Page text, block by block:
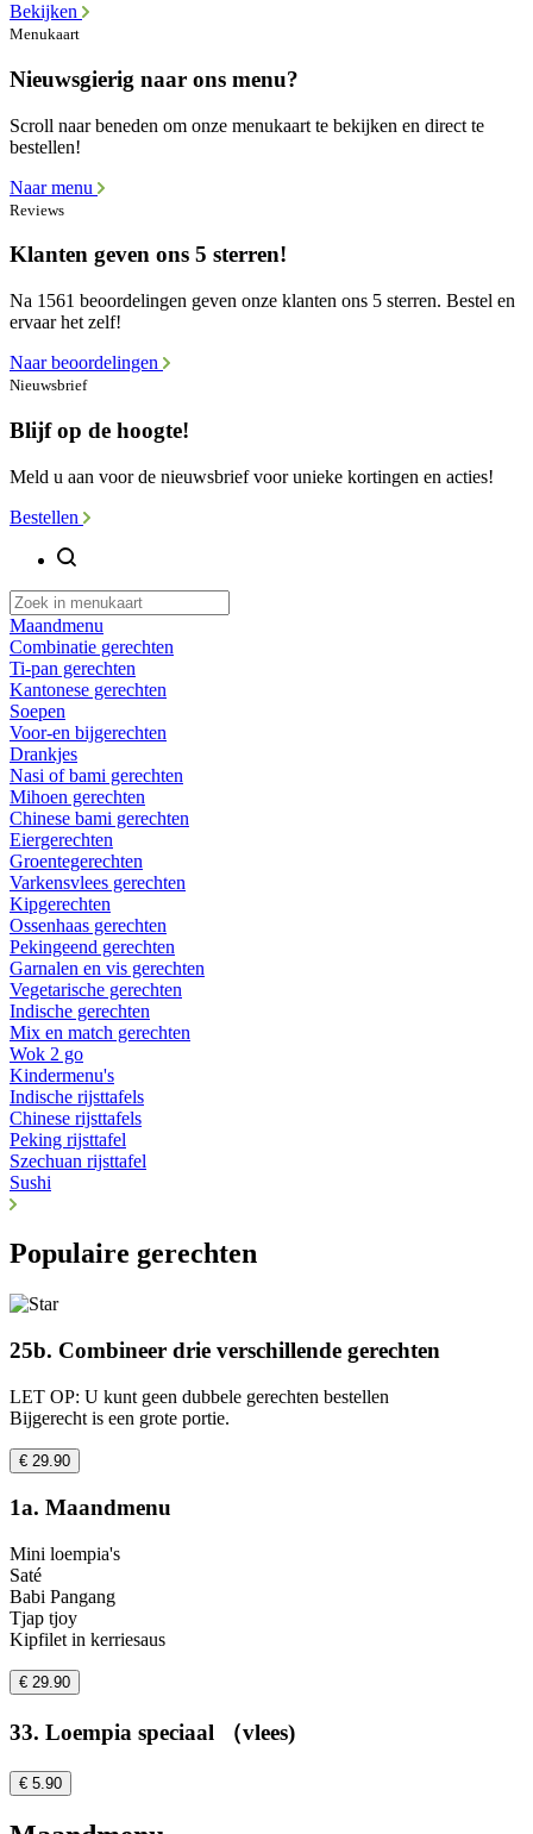
Bekijken
Menukaart
Nieuwsgierig naar ons menu?
Scroll naar beneden om onze menukaart te bekijken en direct te
bestellen!
Naar menu
Reviews
Klanten geven ons 5 sterren!
Na 1561 beoordelingen geven onze klanten ons 5 sterren. Bestel en
ervaar het zelf!
Naar beoordelingen
Nieuwsbrief
Blijf op de hoogte!
Meld u aan voor de nieuwsbrief voor unieke kortingen en acties!
Bestellen
Maandmenu
Combinatie gerechten
Ti-pan gerechten
Kantonese gerechten
Soepen
Voor-en bijgerechten
Drankjes
Nasi of bami gerechten
Mihoen gerechten
Chinese bami gerechten
Eiergerechten
Groentegerechten
Varkensvlees gerechten
Kipgerechten
Ossenhaas gerechten
Pekingeend gerechten
Garnalen en vis gerechten
Vegetarische gerechten
Indische gerechten
Mix en match gerechten
Wok 2 go
Kindermenu's
Indische rijsttafels
Chinese rijsttafels
Peking rijsttafel
Szechuan rijsttafel
Sushi
Populaire gerechten
25b. Combineer drie verschillende gerechten
LET OP: U kunt geen dubbele gerechten bestellen
Bijgerecht is een grote portie.
€ 29.90
1a. Maandmenu
Mini loempia's
Saté
Babi Pangang
Tjap tjoy
Kipfilet in kerriesaus
€ 29.90
33. Loempia speciaal （vlees)
€ 5.90